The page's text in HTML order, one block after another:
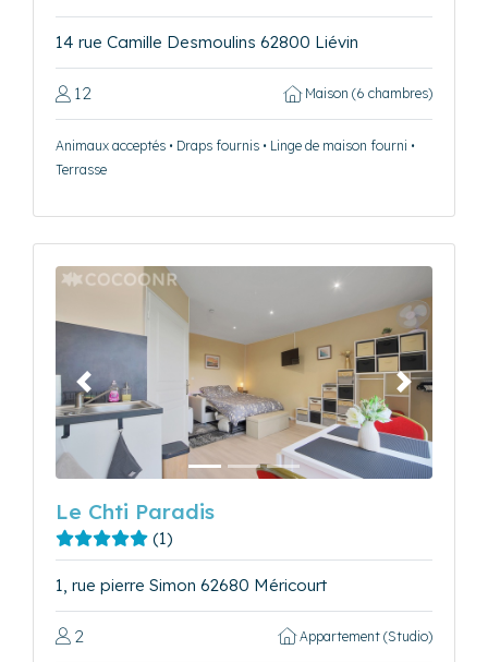
14 rue Camille Desmoulins 62800 Liévin
12 Maison (6 chambres)
Animaux acceptés • Draps fournis • Linge de maison fourni •
Terrasse
Précédent Suivant
Le Chti Paradis
(1)
1, rue pierre Simon 62680 Méricourt
2 Appartement (Studio)